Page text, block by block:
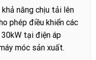
năng chịu tải lên
phép điều khiển các
tại điện áp
móc sản xuất.